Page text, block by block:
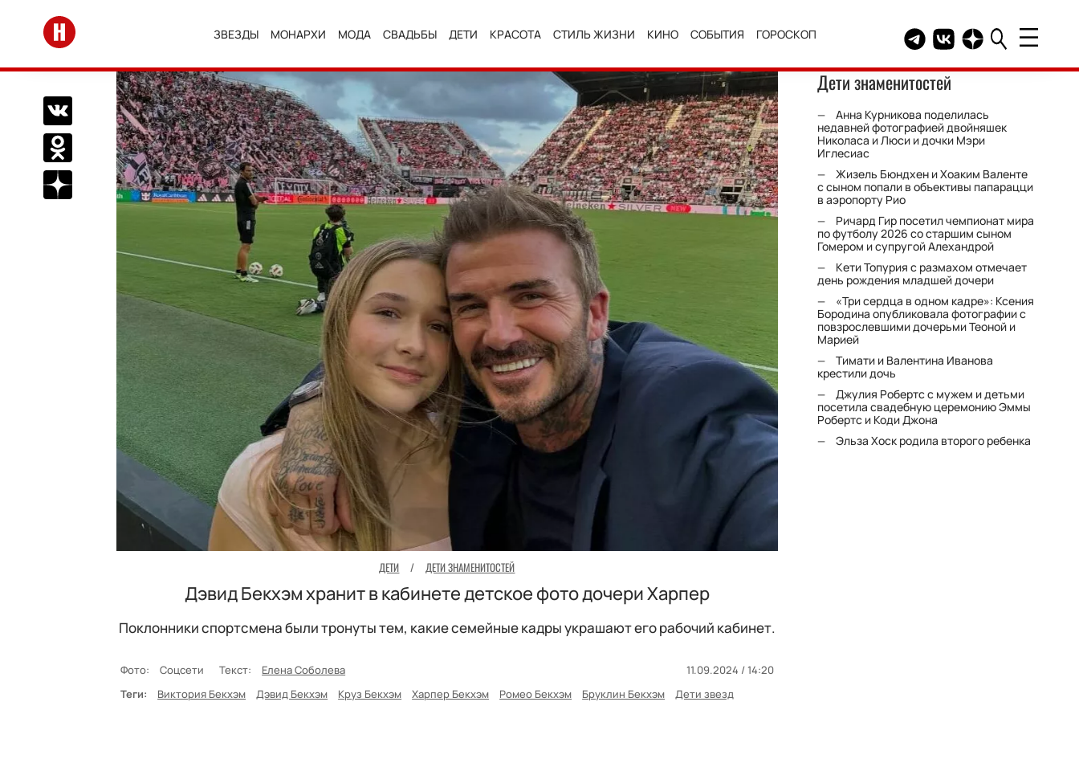
Перейти на главную
ЗВЕЗДЫ МОНАРХИ МОДА СВАДЬБЫ ДЕТИ КРАСОТА СТИЛЬ ЖИЗНИ КИНО СОБЫТИЯ ГОРОСКОП Telegram канал HELLO
Группа HELLO
Канал HELLO в
Поделиться Вконтакте
Поделиться в Одноклассниках
Подписаться на нас в Дзен
ДЕТИ / ДЕТИ ЗНАМЕНИТОСТЕЙ
Дэвид Бекхэм хранит в кабинете детское фото дочери Харпер
Поклонники спортсмена были тронуты тем, какие семейные кадры украшают его рабочий кабинет.
Фото: Соцсети Текст: Елена Соболева
11.09.2024 / 14:20
Теги:
Виктория Бекхэм Дэвид Бекхэм Круз Бекхэм Харпер Бекхэм Ромео Бекхэм Бруклин Бекхэм Дети звезд
Дети знаменитостей
Анна Курникова поделилась
недавней фотографией двойняшек
Николаса и Люси и дочки Мэри
Иглесиас
Жизель Бюндхен и Хоаким Валенте
с сыном попали в объективы папарацци
в аэропорту Рио
Ричард Гир посетил чемпионат мира
по футболу 2026 со старшим сыном
Гомером и супругой Алехандрой
Кети Топурия с размахом отмечает
день рождения младшей дочери
«Три сердца в одном кадре»: Ксения
Бородина опубликовала фотографии с
повзрослевшими дочерьми Теоной и
Марией
Тимати и Валентина Иванова
крестили дочь
Джулия Робертс с мужем и детьми
посетила свадебную церемонию Эммы
Робертс и Коди Джона
Эльза Хоск родила второго ребенка